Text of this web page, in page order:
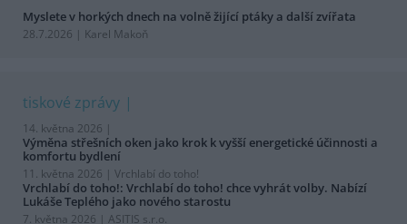
Myslete v horkých dnech na volně žijící ptáky a další zvířata
28.7.2026 | Karel Makoň
tiskové zprávy
14. května 2026 |
Výměna střešních oken jako krok k vyšší energetické účinnosti a
komfortu bydlení
11. května 2026 | Vrchlabí do toho!
Vrchlabí do toho!: Vrchlabí do toho! chce vyhrát volby. Nabízí
Lukáše Teplého jako nového starostu
7. května 2026 | ASITIS s.r.o.